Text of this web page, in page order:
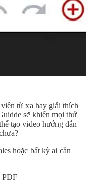
từ xa hay giải thích
sẽ khiến mọi thứ
tạo video hướng dẫn
hoặc bất kỳ ai cần
PDF